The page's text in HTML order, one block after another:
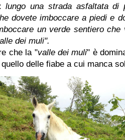
lungo una strada asfaltata
dovete imboccare a piedi e
un verde sentiero che
dei muli".
che la "valle dei muli" è
delle fiabe a cui manca